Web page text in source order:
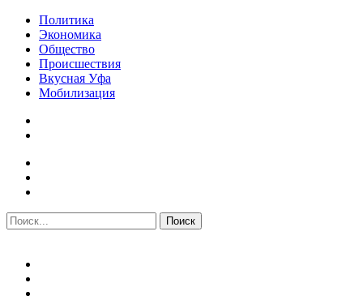
Политика
Экономика
Общество
Происшествия
Вкусная Уфа
Мобилизация